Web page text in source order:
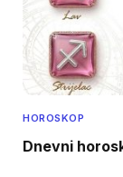
HOROSKOP
Dnevni